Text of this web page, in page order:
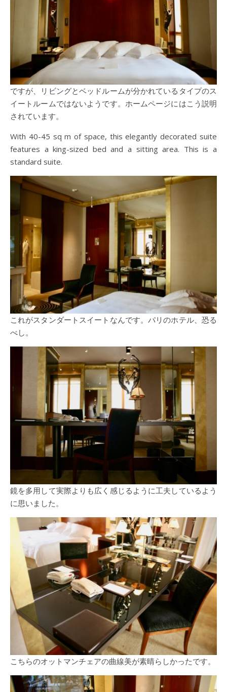
ですが、リビングとベッドルームが分かれているタイプのス
イートルームではないようです。ホームページにはこう説明
されています。
With 40-45 sq m of space, this elegantly decorated suite
features a king-sized bed and a sitting area. This is a
standard suite.
これがスタンダートスイートなんです。パリのホテル、恐る
べし。
鏡を多用して実際よりも広く感じるように工夫しているよう
に思いました。
こちらのオットマンチェアの曲線美が素晴らしかったです。